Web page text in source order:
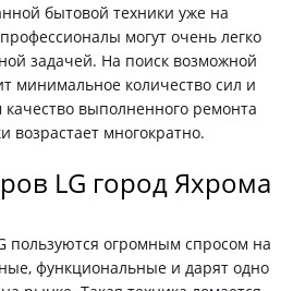
бытовой техники уже на
могут очень легко
задачей. На поиск возможной
минимальное количество сил и
выполненного ремонта
возрастает многократно.
LG город Яхрома
пользуются огромным спросом на
функциональные и дарят одно